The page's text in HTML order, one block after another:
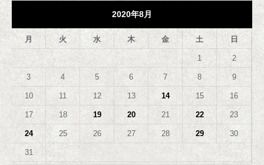
2020年8月
月 火 水 木 金 土 日
1 2
3 4 5 6 7 8 9
10 11 12 13 14 15 16
17 18 19 20 21 22 23
24 25 26 27 28 29 30
31